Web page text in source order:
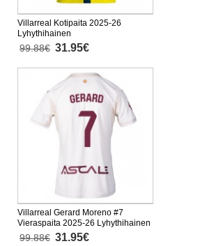
Villarreal Kotipaita 2025-26
Lyhythihainen
99.88€ 31.95€
Villarreal Gerard Moreno #7
Vieraspaita 2025-26 Lyhythihainen
99.88€ 31.95€